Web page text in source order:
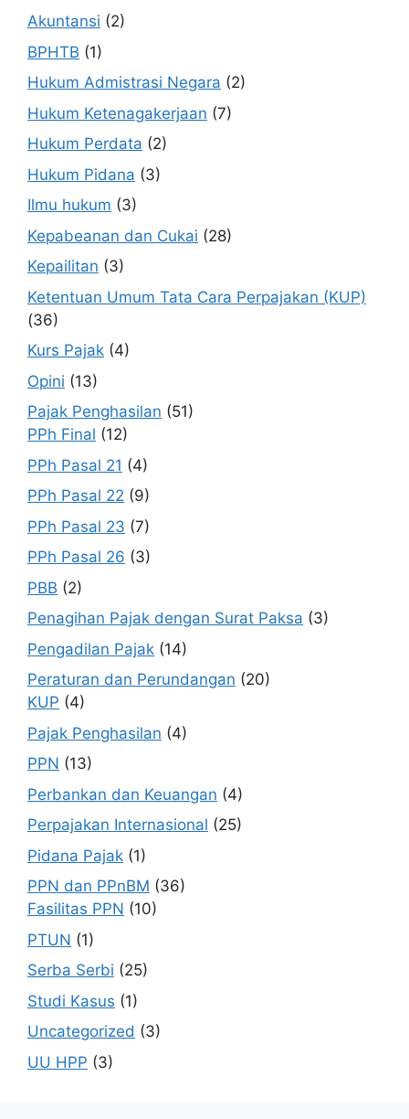
Akuntansi (2)
BPHTB (1)
Hukum Admistrasi Negara (2)
Hukum Ketenagakerjaan (7)
Hukum Perdata (2)
Hukum Pidana (3)
Ilmu hukum (3)
Kepabeanan dan Cukai (28)
Kepailitan (3)
Ketentuan Umum Tata Cara Perpajakan (KUP)
(36)
Kurs Pajak (4)
Opini (13)
Pajak Penghasilan (51)
PPh Final (12)
PPh Pasal 21 (4)
PPh Pasal 22 (9)
PPh Pasal 23 (7)
PPh Pasal 26 (3)
PBB (2)
Penagihan Pajak dengan Surat Paksa (3)
Pengadilan Pajak (14)
Peraturan dan Perundangan (20)
KUP (4)
Pajak Penghasilan (4)
PPN (13)
Perbankan dan Keuangan (4)
Perpajakan Internasional (25)
Pidana Pajak (1)
PPN dan PPnBM (36)
Fasilitas PPN (10)
PTUN (1)
Serba Serbi (25)
Studi Kasus (1)
Uncategorized (3)
UU HPP (3)